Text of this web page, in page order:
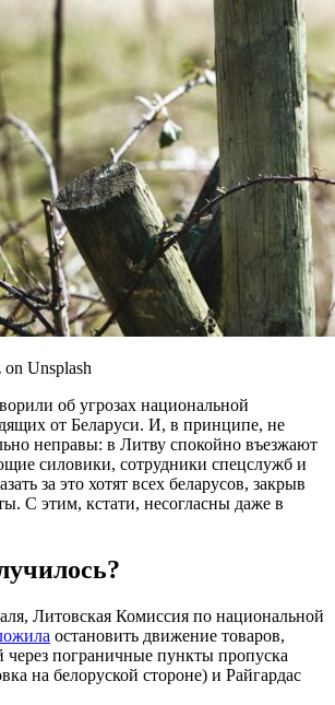
Unsplash
об угрозах национальной
от Беларуси. И, в принципе, не
неправы: в Литву спокойно въезжают
силовики, сотрудники спецслужб и
за это хотят всех беларусов, закрыв
С этим, кстати, несогласны даже в
Литовская Комиссия по национальной
остановить движение товаров,
через пограничные пункты пропуска
на белоруской стороне) и Райгардас